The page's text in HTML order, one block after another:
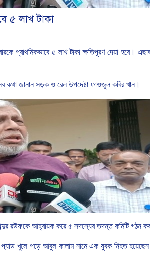
৫ লাখ টাকা
প্রাথমিকভাবে ৫ লাখ টাকা ক্ষতিপূরণ দেয়া হবে।
কথা জানান সড়ক ও রেল উপদেষ্টা ফাওজুল কবির খান।
রউফকে আহ্বায়ক করে ৫ সদস্যের তদন্ত কমিটি গঠন
প্যাড খুলে পড়ে আবুল কালাম নামে এক যুবক নিহত